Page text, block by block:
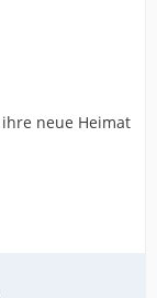
neue Heimat